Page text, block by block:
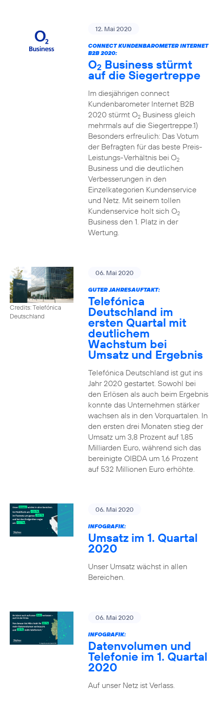
12. Mai 2020
CONNECT KUNDENBAROMETER INTERNET
B2B 2020:
O2 Business stürmt
auf die Siegertreppe
Im diesjährigen connect
Kundenbarometer Internet B2B
2020 stürmt O2Business gleich
mehrmals auf die Siegertreppe.1)
Besonders erfreulich: Das Votum
der Befragten für das beste Preis-
Leistungs-Verhältnis bei O2
Business und die deutlichen
Verbesserungen in den
Einzelkategorien Kundenservice
und Netz. Mit seinem tollen
Kundenservice holt sich O2
Business den 1. Platz in der
Wertung.
Credits: Telefónica
Deutschland
06. Mai 2020
GUTER JAHRESAUFTAKT:
Telefónica
Deutschland im
ersten Quartal mit
deutlichem
Wachstum bei
Umsatz und Ergebnis
Telefónica Deutschland ist gut ins
Jahr 2020 gestartet. Sowohl bei
den Erlösen als auch beim Ergebnis
konnte das Unternehmen stärker
wachsen als in den Vorquartalen. In
den ersten drei Monaten stieg der
Umsatz um 3,8 Prozent auf 1,85
Milliarden Euro, während sich das
bereinigte OIBDA um 1,6 Prozent
auf 532 Millionen Euro erhöhte.
06. Mai 2020
INFOGRAFIK:
Umsatz im 1. Quartal
2020
Unser Umsatz wächst in allen
Bereichen.
06. Mai 2020
INFOGRAFIK:
Datenvolumen und
Telefonie im 1. Quartal
2020
Auf unser Netz ist Verlass.